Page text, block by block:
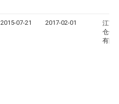
2015-07-21 2017-02-01
江苏
仓储
有限